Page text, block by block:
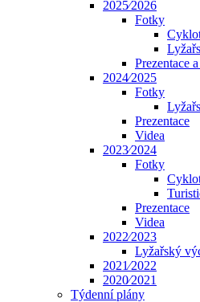
2025⁄2026
Fotky
Prezentace
2024⁄2025
Fotky
Prezentace
Videa
2023⁄2024
Fotky
Prezentace
Videa
2022⁄2023
Lyžařský
2021⁄2022
2020⁄2021
Týdenní plány